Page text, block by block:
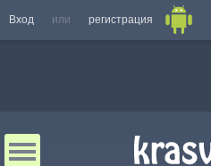
Вход или регистрация